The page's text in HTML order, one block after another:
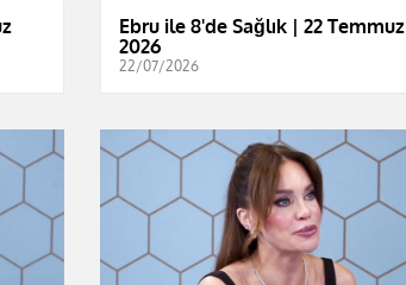
Ebru ile 8'de Sağlık | 22 Temmuz
2026
22/07/2026